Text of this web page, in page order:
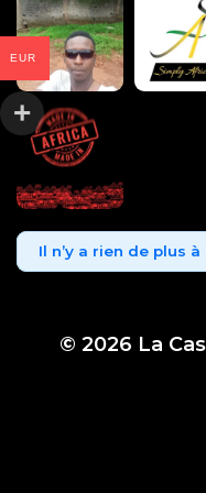
Il n’y a rien de plus
© 2026 La
EUR